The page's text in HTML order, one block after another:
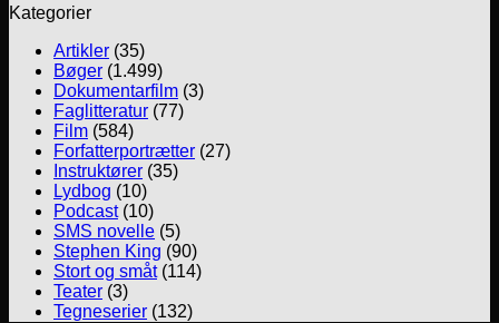
Kategorier
Artikler (35)
Bøger (1.499)
Dokumentarfilm (3)
Faglitteratur (77)
Film (584)
Forfatterportrætter (27)
Instruktører (35)
Lydbog (10)
Podcast(10)
SMS novelle (5)
Stephen King (90)
Stort og småt(114)
Teater (3)
Tegneserier (132)